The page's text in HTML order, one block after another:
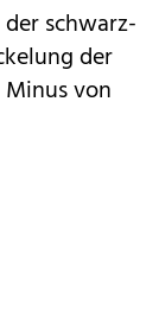
schwarz-
der
von